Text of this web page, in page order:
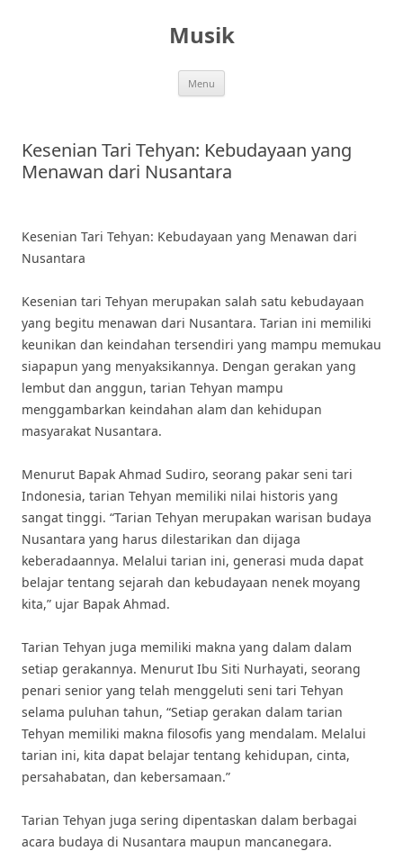
Musik
Menu
Kesenian Tari Tehyan: Kebudayaan yang
Menawan dari Nusantara
Kesenian Tari Tehyan: Kebudayaan yang Menawan dari
Nusantara
Kesenian tari Tehyan merupakan salah satu kebudayaan
yang begitu menawan dari Nusantara. Tarian ini memiliki
keunikan dan keindahan tersendiri yang mampu memukau
siapapun yang menyaksikannya. Dengan gerakan yang
lembut dan anggun, tarian Tehyan mampu
menggambarkan keindahan alam dan kehidupan
masyarakat Nusantara.
Menurut Bapak Ahmad Sudiro, seorang pakar seni tari
Indonesia, tarian Tehyan memiliki nilai historis yang
sangat tinggi. “Tarian Tehyan merupakan warisan budaya
Nusantara yang harus dilestarikan dan dijaga
keberadaannya. Melalui tarian ini, generasi muda dapat
belajar tentang sejarah dan kebudayaan nenek moyang
kita,” ujar Bapak Ahmad.
Tarian Tehyan juga memiliki makna yang dalam dalam
setiap gerakannya. Menurut Ibu Siti Nurhayati, seorang
penari senior yang telah menggeluti seni tari Tehyan
selama puluhan tahun, “Setiap gerakan dalam tarian
Tehyan memiliki makna filosofis yang mendalam. Melalui
tarian ini, kita dapat belajar tentang kehidupan, cinta,
persahabatan, dan kebersamaan.”
Tarian Tehyan juga sering dipentaskan dalam berbagai
acara budaya di Nusantara maupun mancanegara.